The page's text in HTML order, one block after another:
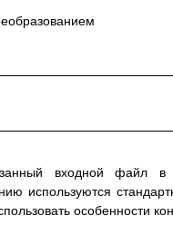
входной файл
используются
особенности